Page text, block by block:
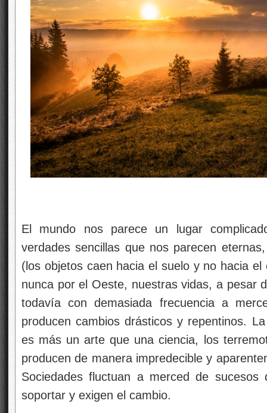
El mundo nos parece un lugar
verdades sencillas que nos parecen
(los objetos caen hacia el suelo y no hacia
nunca por el Oeste, nuestras vidas, a pesar
todavía con demasiada frecuencia a
producen cambios drásticos y repentinos.
es más un arte que una ciencia, los
producen de manera impredecible y
Sociedades fluctuan a merced de sucesos
soportar y exigen el cambio.